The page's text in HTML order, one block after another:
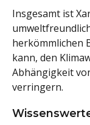
Insgesamt ist
herkömmlichen
kann, den
Abhängigkeit
verringern.